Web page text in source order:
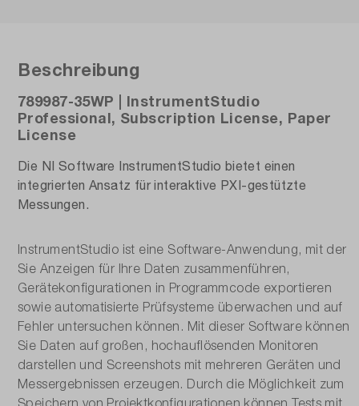
Beschreibung
789987-35WP | InstrumentStudio
Professional, Subscription License, Paper
License
Die NI Software InstrumentStudio bietet einen
integrierten Ansatz für interaktive PXI-gestützte
Messungen.
InstrumentStudio ist eine Software-Anwendung, mit der
Sie Anzeigen für Ihre Daten zusammenführen,
Gerätekonfigurationen in Programmcode exportieren
sowie automatisierte Prüfsysteme überwachen und auf
Fehler untersuchen können. Mit dieser Software können
Sie Daten auf großen, hochauflösenden Monitoren
darstellen und Screenshots mit mehreren Geräten und
Messergebnissen erzeugen. Durch die Möglichkeit zum
Speichern von Projektkonfigurationen können Tests mit